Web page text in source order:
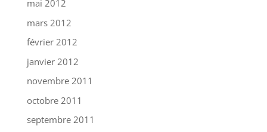
mai 2012
mars 2012
février 2012
janvier 2012
novembre 2011
octobre 2011
septembre 2011